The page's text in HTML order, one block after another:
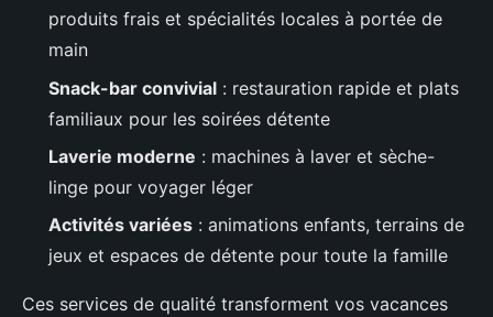
produits frais et spécialités locales à portée de
main
Snack-bar convivial : restauration rapide et plats
familiaux pour les soirées détente
Laverie moderne : machines à laver et sèche-
linge pour voyager léger
Activités variées : animations enfants, terrains de
jeux et espaces de détente pour toute la famille
Ces services de qualité transforment vos vacances